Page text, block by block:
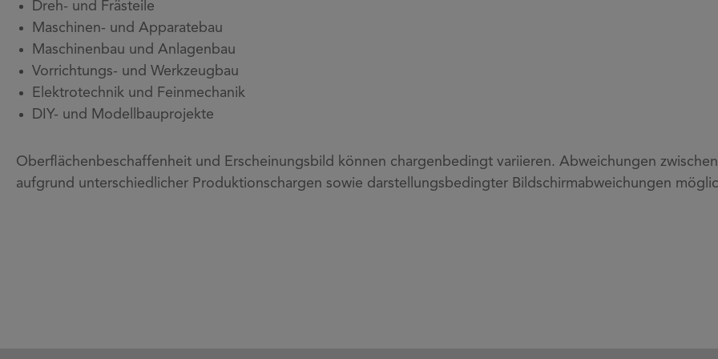
Dreh- und Frästeile
Maschinen- und Apparatebau
Maschinenbau und Anlagenbau
Vorrichtungs- und Werkzeugbau
Elektrotechnik und Feinmechanik
DIY- und Modellbauprojekte
Oberflächenbeschaffenheit und Erscheinungsbild können chargenbedingt variieren. Abweichungen
aufgrund unterschiedlicher Produktionschargen sowie darstellungsbedingter Bildschirmabweichungen